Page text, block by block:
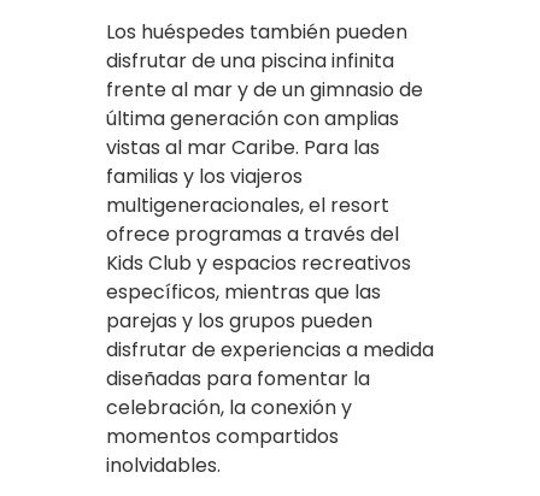
Los huéspedes también pueden
disfrutar de una piscina infinita
frente al mar y de un gimnasio de
última generación con amplias
vistas al mar Caribe. Para las
familias y los viajeros
multigeneracionales, el resort
ofrece programas a través del
Kids Club y espacios recreativos
específicos, mientras que las
parejas y los grupos pueden
disfrutar de experiencias a medida
diseñadas para fomentar la
celebración, la conexión y
momentos compartidos
inolvidables.